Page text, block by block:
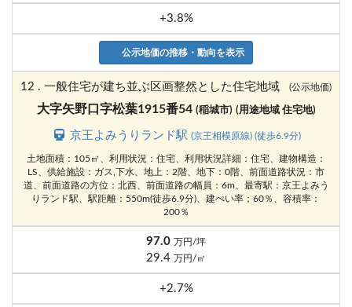
+3.8%
公示地価の推移・動向を表示
12 . 一般住宅が建ち並ぶ区画整然とした住宅地域 (公示地価)
大字矢野口字松葉1915番54 (稲城市) (用途地域 住宅地)
京王よみうりランド駅 (京王相模原線) (徒歩6.9分)
土地面積：105㎡、利用状況：住宅、利用状況詳細：住宅、建物構造：
LS、供給施設：ガス,下水、地上：2階、地下：0階、前面道路状況：市
道、前面道路の方位：北西、前面道路の幅員：6m、最寄駅：京王よみう
りランド駅、駅距離：550m(徒歩6.9分)、建ぺい率；60％、容積率：
200％
97.0 万円/坪
29.4 万円/㎡
+2.7%